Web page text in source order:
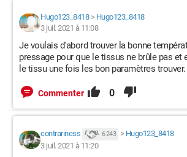
Hugo123_8418> Hugo123_8418
3 juil. 2021 à 11:08
Je voulais d'abord trouver la bonne
pressage pour que le tissus ne brûle pas et
le tissu une fois les bon paramètres trouver.
Commenter 0
contrariness 6 243 > Hugo123_8418
3 juil. 2021 à 11:20